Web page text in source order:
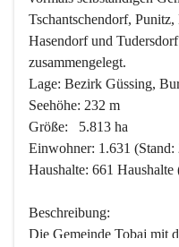
Tschantschendorf,
Hasendorf und
zusammengelegt.
Lage: Bezirk Güssing,
Seehöhe: 232 m
Größe:   5.813 ha
Einwohner: 1.631 (Stand:
Haushalte: 661
Beschreibung:
Die Gemeinde Tobaj mit